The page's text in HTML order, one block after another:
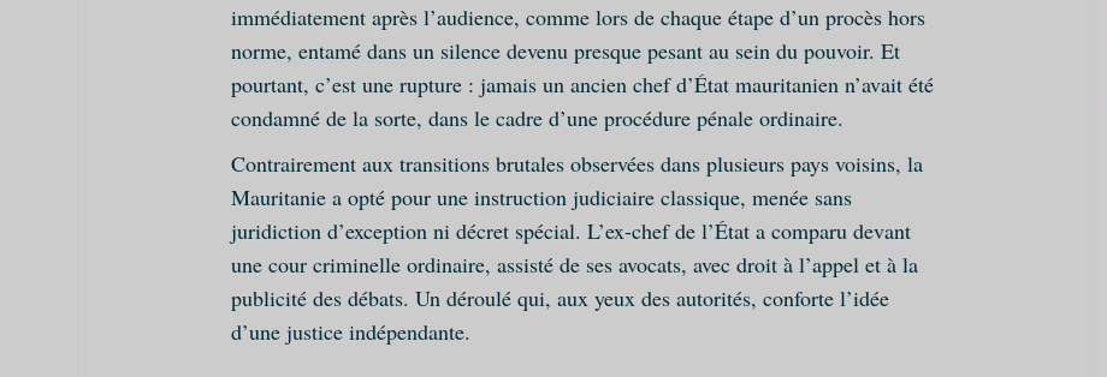
immédiatement après l’audience, comme lors de chaque étape d’un procès hors
norme, entamé dans un silence devenu presque pesant au sein du pouvoir. Et
pourtant, c’est une rupture : jamais un ancien chef d’État mauritanien n’avait été
condamné de la sorte, dans le cadre d’une procédure pénale ordinaire.
Contrairement aux transitions brutales observées dans plusieurs pays voisins, la
Mauritanie a opté pour une instruction judiciaire classique, menée sans
juridiction d’exception ni décret spécial. L’ex-chef de l’État a comparu devant
une cour criminelle ordinaire, assisté de ses avocats, avec droit à l’appel et à la
publicité des débats. Un déroulé qui, aux yeux des autorités, conforte l’idée
d’une justice indépendante.